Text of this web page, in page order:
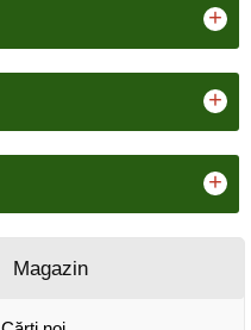
+
+
+
Magazin